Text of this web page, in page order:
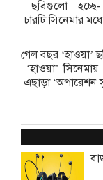
ছবিগুলো
হচ্ছে
চারটিসিনেমার
গেলবছর ‘হাওয়া’
‘হাওয়া’সিনেমায়
এছাড়া‘অপারেশন